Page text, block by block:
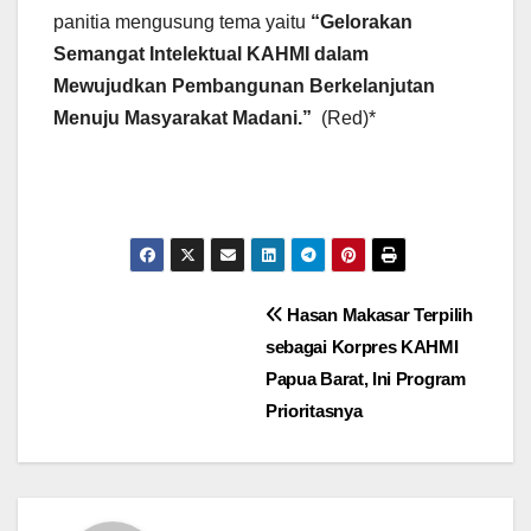
panitia mengusung tema yaitu “Gelorakan
Semangat Intelektual KAHMI dalam
Mewujudkan Pembangunan Berkelanjutan
Menuju Masyarakat Madani.” (Red)*
Hasan Makasar Terpilih
sebagai Korpres KAHMI
Papua Barat, Ini Program
Prioritasnya